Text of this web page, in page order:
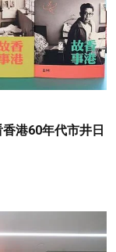
港60年代市井日